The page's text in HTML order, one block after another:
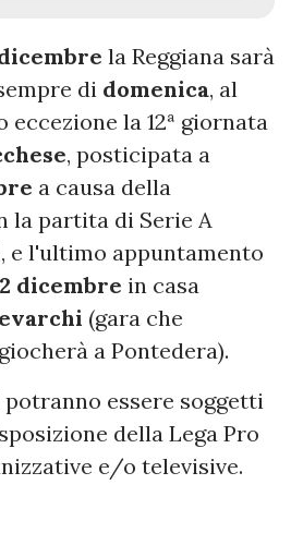
la Reggiana sarà
di domenica, al
eccezione la 12ª giornata
, posticipata a
a causa della
la partita di Serie A
, e l'ultimo appuntamento
dicembre in casa
(gara che
a Pontedera).
essere soggetti
della Lega Pro
e/o televisive.